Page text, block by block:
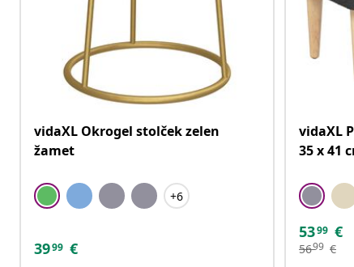
vidaXL Okrogel stolček zelen
žamet
+6
3999 €
vidaXL
35 x 41
5399 €
5699 €